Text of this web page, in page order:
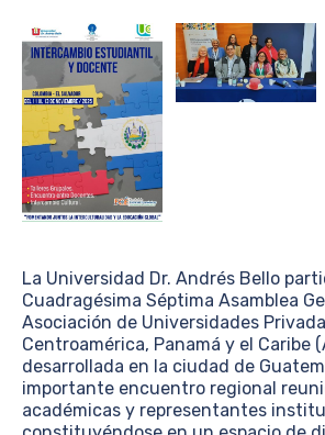
La Universidad Dr. Andrés Bello
Cuadragésima Séptima Asamblea
Asociación de Universidades
Centroamérica, Panamá y el Caribe
desarrollada en la ciudad de
importante encuentro regional
académicas y representantes